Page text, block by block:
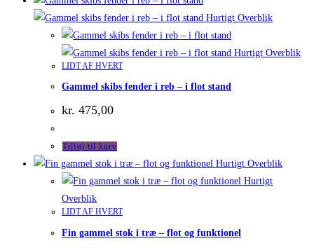
Hurtigt Overblik
Hurtigt Overblik
LIDT AF HVERT
Gammel skibs fender i reb – i flot stand
kr. 475,00
Tilføj til kurv
Hurtigt Overblik
Hurtigt
Overblik
LIDT AF HVERT
Fin gammel stok i træ – flot og funktionel